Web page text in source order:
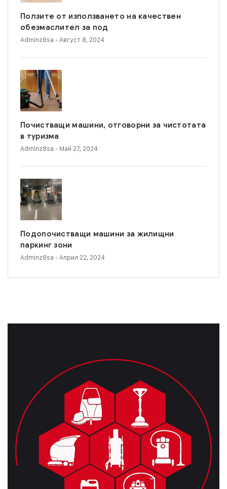
Ползите от използването на качествен
обезмаслител за под
Adminz8sa - Август 8, 2024
Почистващи машини, отговорни за чистотата
в туризма
Adminz8sa - Май 27, 2024
Подопочистващи машини за жилищни
паркинг зони
Adminz8sa - Април 22, 2024